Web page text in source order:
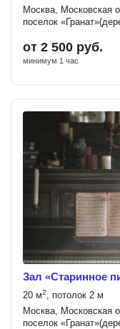
Москва, Московская
поселок
от 2 500 руб.
минимум 1 час
Зал «Старинное
20 м2, потолок 2 м
Москва, Московская
поселок